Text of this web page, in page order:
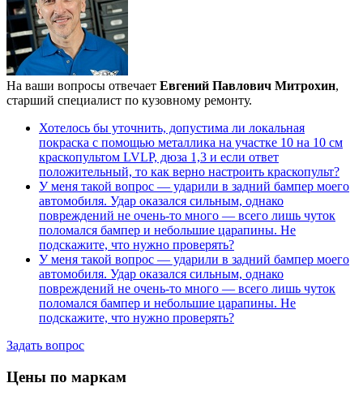
На ваши вопросы отвечает Евгений Павлович Митрохин,
старший специалист по кузовному ремонту.
Хотелось бы уточнить, допустима ли локальная
покраска с помощью металлика на участке 10 на 10 см
краскопультом LVLP, дюза 1,3 и если ответ
положительный, то как верно настроить краскопульт?
У меня такой вопрос — ударили в задний бампер моего
автомобиля. Удар оказался сильным, однако
повреждений не очень-то много — всего лишь чуток
поломался бампер и небольшие царапины. Не
подскажите, что нужно проверять?
У меня такой вопрос — ударили в задний бампер моего
автомобиля. Удар оказался сильным, однако
повреждений не очень-то много — всего лишь чуток
поломался бампер и небольшие царапины. Не
подскажите, что нужно проверять?
Задать вопрос
Цены по маркам